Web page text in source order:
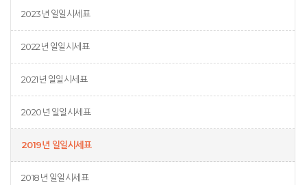
2023년 일일시세표
2022년 일일시세표
2021년 일일시세표
2020년 일일시세표
2019년 일일시세표
2018년 일일시세표